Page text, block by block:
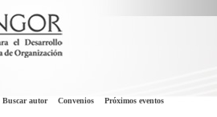
Buscar autor Convenios Próximos eventos